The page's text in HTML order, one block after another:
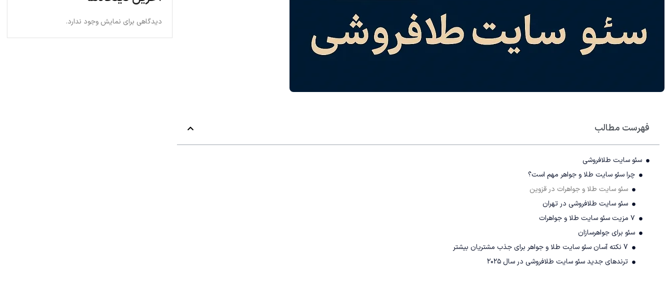
فهرست مطالب
سئو سایت طلافروشی
چرا سئو سایت طلا و جواهر مهم است؟
سئو سایت طلا و جواهرات در قزوین
سئو سایت طلافروشی در تهران
۷ مزیت سئو سایت طلا و جواهرات
سئو برای جواهرسازان
7 نکته آسان سئو سایت طلا و جواهر برای جذب مشتریان بیشتر
ترندهای جدید سئو سایت طلافروشی در سال ۲۰۲۵
دیدگاهی برای نمایش وجود ندارد.